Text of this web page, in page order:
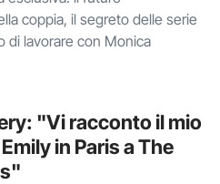
coppia, il segreto delle serie
di lavorare con Monica
"Vi racconto il mio
in Paris a The